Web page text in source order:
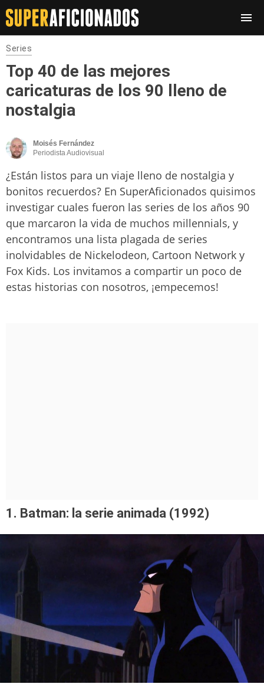
Series
Top 40 de las mejores
caricaturas de los 90 lleno de
nostalgia
Moisés Fernández
Periodista Audiovisual
¿Están listos para un viaje lleno de nostalgia y
bonitos recuerdos? En SuperAficionados quisimos
investigar cuales fueron las series de los años 90
que marcaron la vida de muchos millennials, y
encontramos una lista plagada de series
inolvidables de Nickelodeon, Cartoon Network y
Fox Kids. Los invitamos a compartir un poco de
estas historias con nosotros, ¡empecemos!
1. Batman: la serie animada (1992)